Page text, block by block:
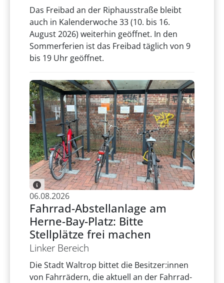
Das Freibad an der Riphausstraße bleibt
auch in Kalenderwoche 33 (10. bis 16.
August 2026) weiterhin geöffnet. In den
Sommerferien ist das Freibad täglich von 9
bis 19 Uhr geöffnet.
06.08.2026
Fahrrad-Abstellanlage am
Herne-Bay-Platz: Bitte
Stellplätze frei machen
Linker Bereich
Die Stadt Waltrop bittet die Besitzer:innen
von Fahrrädern, die aktuell an der Fahrrad-